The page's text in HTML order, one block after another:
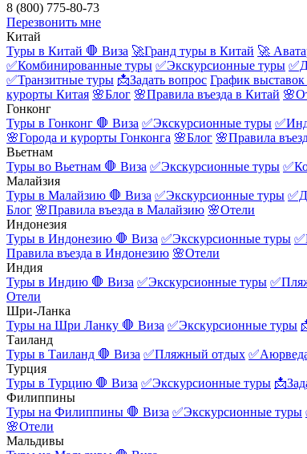
8 (800) 775-80-73
Перезвонить мне
Китай
Туры в Китай 🛑 Виза 🚀Гранд туры в Китай 🚀
✅Комбинированные туры ✅Экскурсионные туры
✅Транзитные туры 📩Задать вопрос График
курорты Китая 🌸Блог 🌸Правила въезда в Китай
Гонконг
Туры в Гонконг 🛑 Виза ✅Экскурсионные туры
🌸Города и курорты Гонконга 🌸Блог 🌸Правила
Вьетнам
Туры во Вьетнам 🛑 Виза ✅Экскурсионные туры
Малайзия
Туры в Малайзию 🛑 Виза ✅Экскурсионные туры
Блог 🌸Правила въезда в Малайзию 🌸Отели
Индонезия
Туры в Индонезию 🛑 Виза ✅Экскурсионные туры
Правила въезда в Индонезию 🌸Отели
Индия
Туры в Индию 🛑 Виза ✅Экскурсионные туры
Отели
Шри-Ланка
Туры на Шри Ланку 🛑 Виза ✅Экскурсионные туры
Таиланд
Туры в Таиланд 🛑 Виза ✅Пляжный отдых
Турция
Туры в Турцию 🛑 Виза ✅Экскурсионные туры
Филиппины
Туры на Филиппины 🛑 Виза ✅Экскурсионные туры
🌸Отели
Мальдивы